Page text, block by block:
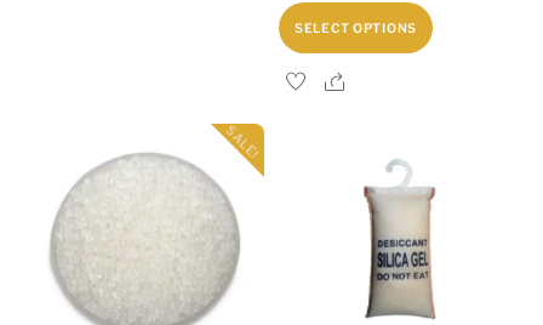
SELECT OPTIONS
Share
SALE!